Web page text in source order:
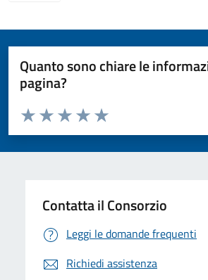
Quanto sono chiare le
pagina?
Valuta da 1 a 5 stelle la pagina
Valuta 5 stelle su 5
Valuta 4 stelle su 5
Valuta 3 stelle su 5
Valuta 2 stelle su 5
Valuta 1 stelle su 5
Contatta il Consorzio
Leggi le domande frequenti
Richiedi assistenza